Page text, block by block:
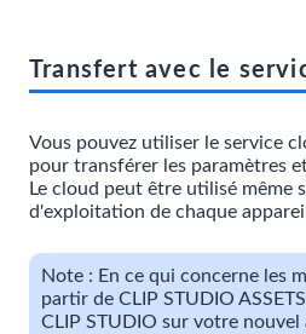
Transfert avec le
Vous pouvez utiliser le service
pour transférer les paramètres
Le cloud peut être utilisé même
d'exploitation de chaque
Note : En ce qui concerne les
partir de CLIP STUDIO
CLIP STUDIO sur votre nouvel